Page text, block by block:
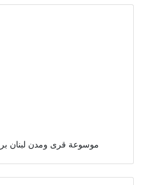
موسوعة قرى ومدن لبنان